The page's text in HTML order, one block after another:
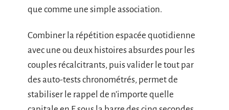
que comme une simple association.
Combiner la répétition espacée quotidienne
avec une ou deux histoires absurdes pour les
couples récalcitrants, puis valider le tout par
des auto-tests chronométrés, permet de
stabiliser le rappel de n’importe quelle